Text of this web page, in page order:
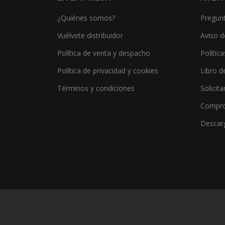
¿Quiénes somos?
Vuélvete distribuidor
Política de venta y despacho
Política de privacidad y cookies
Términos y condiciones
Aviso
Libro